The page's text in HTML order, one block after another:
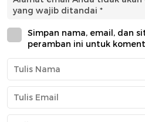
yang wajib ditandai *
Simpan nama, email, dan
peramban ini untuk